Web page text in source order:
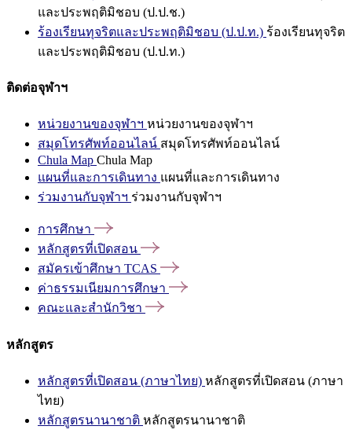
และประพฤติมิชอบ (ป.ป.ช.)
ร้องเรียนทุจริตและประพฤติมิชอบ (ป.ป.ท.) ร้องเรียนทุจริต
และประพฤติมิชอบ (ป.ป.ท.)
ติดต่อจุฬาฯ
หน่วยงานของจุฬาฯ หน่วยงานของจุฬาฯ
สมุดโทรศัพท์ออนไลน์ สมุดโทรศัพท์ออนไลน์
Chula Map Chula Map
แผนที่และการเดินทาง แผนที่และการเดินทาง
ร่วมงานกับจุฬาฯ ร่วมงานกับจุฬาฯ
การศึกษา
หลักสูตรที่เปิดสอน
สมัครเข้าศึกษา TCAS
ค่าธรรมเนียมการศึกษา
คณะและสำนักวิชา
หลักสูตร
หลักสูตรที่เปิดสอน (ภาษาไทย) หลักสูตรที่เปิดสอน (ภาษา
ไทย)
หลักสูตรนานาชาติ หลักสูตรนานาชาติ